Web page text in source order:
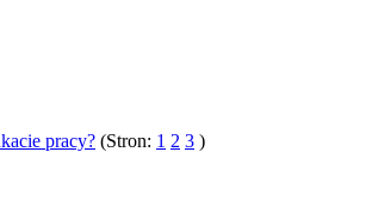
pracy? (Stron: 1 2 3 )